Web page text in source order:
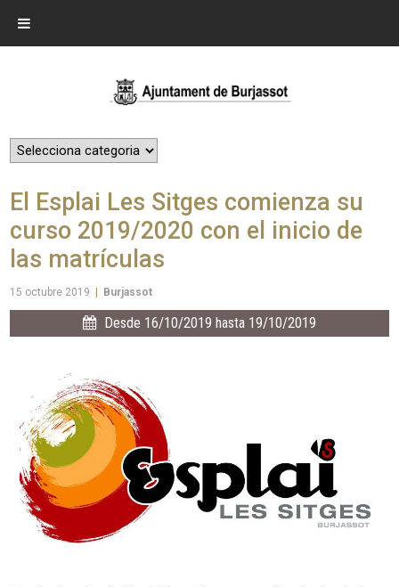
El Esplai Les Sitges comienza su
curso 2019/2020 con el inicio de
las matrículas
15 octubre 2019 Burjassot
Desde 16/10/2019 hasta 19/10/2019